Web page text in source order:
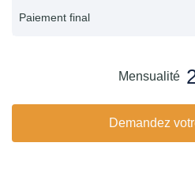
Paiement final
Mensualité
Demandez